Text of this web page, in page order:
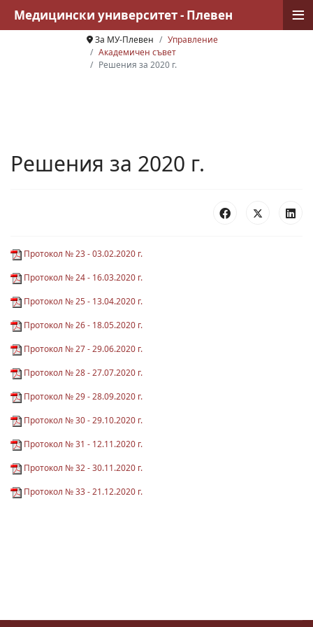
За МУ-Плевен
Управление
Академичен съвет
Решения за 2020 г.
Решения за 2020 г.
Протокол № 23 - 03.02.2020 г.
Протокол № 24 - 16.03.2020 г.
Протокол № 25 - 13.04.2020 г.
Протокол № 26 - 18.05.2020 г.
Протокол № 27 - 29.06.2020 г.
Протокол № 28 - 27.07.2020 г.
Протокол № 29 - 28.09.2020 г.
Протокол № 30 - 29.10.2020 г.
Протокол № 31 - 12.11.2020 г.
Протокол № 32 - 30.11.2020 г.
Протокол № 33 - 21.12.2020 г.
Медицински университет - Плевен ≡